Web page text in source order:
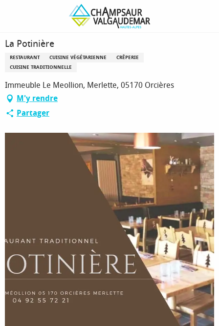
principal
La Potinière
La Potinière
RESTAURANT CUISINE VÉGÉTARIENNE
CRÊPERIE
CUISINE TRADITIONNELLE
Immeuble Le Meollion, Merlette, 05170 Orcières
M'y rendre
Partager